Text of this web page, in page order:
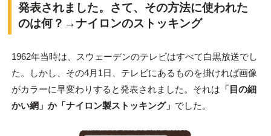
発表されました。さて、その方法に使われた
のは何？→ナイロンのストッキング
1962年当時は、スウェーデンのテレビはすべて白黒放送でし
た。しかし、その4月1日、テレビにあるものを掛ければ画像
がカラーに早変わりすると発表されました。それは 「目の細
かい網」か「ナイロン製ストッキング」 でした。